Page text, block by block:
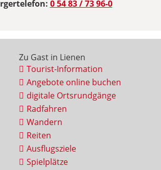
0 54 83 / 73 96-0
Zu Gast in Lienen
Tourist-Information
Angebote online buchen
digitale Ortsrundgänge
Radfahren
Wandern
Reiten
Ausflugsziele
Spielplätze